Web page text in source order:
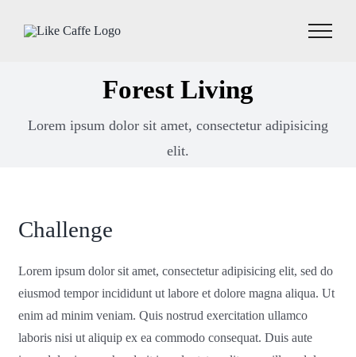
Forest Living
Lorem ipsum dolor sit amet, consectetur adipisicing
elit.
Challenge
Lorem ipsum dolor sit amet, consectetur adipisicing elit, sed do
eiusmod tempor incididunt ut labore et dolore magna aliqua. Ut
enim ad minim veniam. Quis nostrud exercitation ullamco
laboris nisi ut aliquip ex ea commodo consequat. Duis aute